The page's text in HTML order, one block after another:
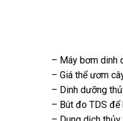
– Máy bơm dinh
– Giá thể ươm
– Dinh dưỡng
– Bút đo TDS